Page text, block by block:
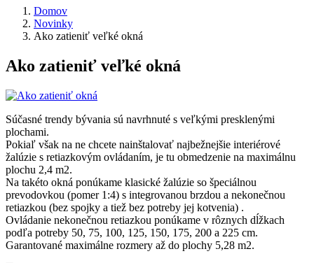
Domov
Novinky
Ako zatieniť veľké okná
Ako zatieniť veľké okná
Súčasné trendy bývania sú navrhnuté s veľkými presklenými
plochami.
Pokiaľ však na ne chcete nainštalovať najbežnejšie interiérové
žalúzie s retiazkovým ovládaním, je tu obmedzenie na maximálnu
plochu 2,4 m2.
Na takéto okná ponúkame klasické žalúzie so špeciálnou
prevodovkou (pomer 1:4) s integrovanou brzdou a nekonečnou
retiazkou (bez spojky a tiež bez potreby jej kotvenia) .
Ovládanie nekonečnou retiazkou ponúkame v rôznych dĺžkach
podľa potreby 50, 75, 100, 125, 150, 175, 200 a 225 cm.
Garantované maximálne rozmery až do plochy 5,28 m2.